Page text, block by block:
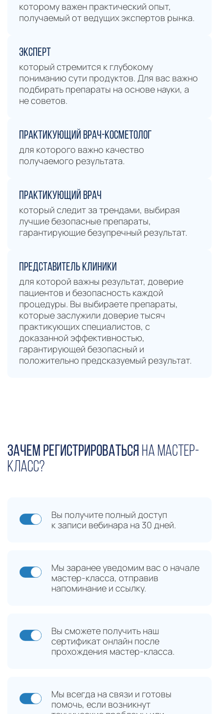
которому важен практический опыт,
получаемый от ведущих экспертов рынка.
Эксперт
который стремится к глубокому
пониманию сути продуктов. Для вас важно
подбирать препараты на основе науки, а
не советов.
практикующий врач-косметолог
для которого важно качество
получаемого результата.
практикующий врач
который следит за трендами, выбирая
лучшие безопасные препараты,
гарантирующие безупречный результат.
представитель клиники
для которой важны результат, доверие
пациентов и безопасность каждой
процедуры. Вы выбираете препараты,
которые заслужили доверие тысяч
практикующих специалистов, с
доказанной эффективностью,
гарантирующей безопасный и
положительно предсказуемый результат.
Зачем регистрироваться на Мастер-
класс?
Вы получите полный доступ
к записи вебинара на 30 дней.
Мы заранее уведомим вас о начале
мастер-класса, отправив
напоминание и ссылку.
Вы сможете получить наш
сертификат онлайн после
прохождения мастер-класса.
Мы всегда на связи и готовы
помочь, если возникнут